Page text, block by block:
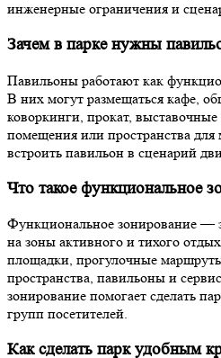
инженерные ограничения и
Зачем в парке нужны
Павильоны работают как
В них могут размещаться кафе,
коворкинги, прокат,
помещения или пространства
встроить павильон в сценарий
Что такое функциональное
Функциональное зонирование —
на зоны активного и тихого
площадки, прогулочные
пространства, павильоны и
зонирование помогает сделать
групп посетителей.
Как сделать парк удобным